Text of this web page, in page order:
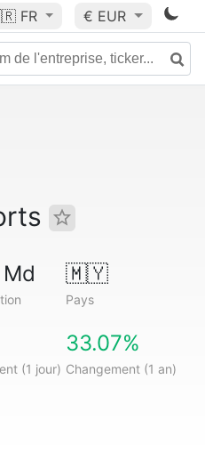
FR € EUR
🇲🇾
Pays
(1 jour)
33.07%
Changement (1 an)